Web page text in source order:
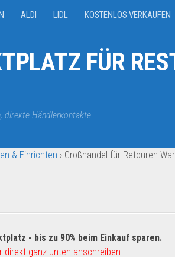
ALDI LIDL KOSTENLOS VERKAUFEN
FÜR
direkte Händlerkontakte
& Einrichten › Großhandel für Retouren
- bis zu 90% beim Einkauf sparen.
direkt ganz unten anschreiben.